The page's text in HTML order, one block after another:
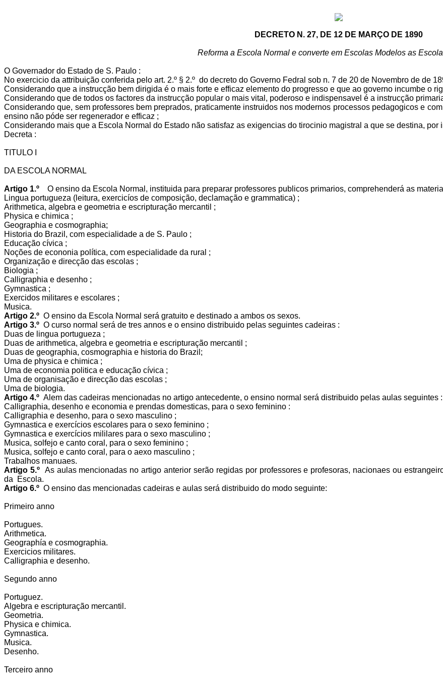
DECRETO N. 27, DE 12 DE MARÇO DE 1890
Reforma a Escola Normal e converte em Escolas Modelos as
O Governador do Estado de S. Paulo :
No exercicio da attribuição conferida pelo art. 2.º § 2.º do decreto do Governo Fedral sob n. 7 de 20 de Novembro de de
Considerando que a instrucção bem dirigida é o mais forte e efficaz elemento do progresso e que ao governo incumbe o
Considerando que de todos os factores da instrucção popular o mais vital, poderoso e indispensavel é a instrucção
Considerando que, sem professores bem preprados, praticamente instruidos nos modernos processos pedagogicos e
ensino não póde ser regenerador e efficaz ;
Considerando mais que a Escola Normal do Estado não satisfaz as exigencias do tirocinio magistral a que se destina, por
Decreta :
TITULO I
DA ESCOLA NORMAL
Artigo 1.º
O ensino da Escola Normal, instituida para preparar professores publicos primarios, comprehenderá as
Lingua portugueza (leitura, exercicíos de composição, declamação e grammatica) ;
Arithmetica, algebra e geometria e escripturação mercantil ;
Physica e chimica ;
Geographia e cosmographia;
Historia do Brazil, com especialidade a de S. Paulo ;
Educação cívica ;
Noções de econonia política, com especialidade da rural ;
Organização e direcção das escolas ;
Biologia ;
Calligraphia e desenho ;
Gymnastica ;
Exercidos militares e escolares ;
Musica.
Artigo 2.º O ensino da Escola Normal será gratuito e destinado a am­bos os sexos.
Artigo 3.º O curso normal será de tres annos e o ensino distribuido pelas seguintes cadeiras :
Duas de lingua portugueza ;
Duas de arithmetica, algebra e geometria e escripturação mercantil ;
Duas de geographia, cosmographia e historia do Brazil;
Uma de physica e chimica ;
Uma de economia politica e educação cívica ;
Uma de organisação e direcção das escolas ;
Uma de biologia.
Artigo 4.º Alem das cadeiras mencionadas no artigo antecedente, o en­sino normal será distribuido pelas aulas seguintes :
Calligraphia, desenho e economia e prendas domesticas, para o sexo feminino :
Calligraphia e desenho, para o sexo masculino ;
Gymnastica e exercícios escolares para o sexo feminino ;
Gymnastica e exercícios mililares para o sexo masculino ;
Musica, solfejo e canto coral, para o sexo feminino ;
Musica, solfejo e canto coral, para o aexo masculino ;
Trabalhos manuaes.
Artigo 5.º As aulas mencionadas no artigo anterior serão regidas por professores e profesoras, nacionaes ou
da Escola.
Artigo 6.º O ensino das mencionadas cadeiras e aulas será distribuido do modo seguinte:
Primeiro anno
Portugues.
Arithmetica.
Geographía e cosmographia.
Exercicios militares.
Calligraphia e desenho.
Segundo anno
Portuguez.
Algebra e escripturação mercantil.
Geometria.
Physica e chimica.
Gymnastica.
Musica.
Desenho.
Terceiro anno